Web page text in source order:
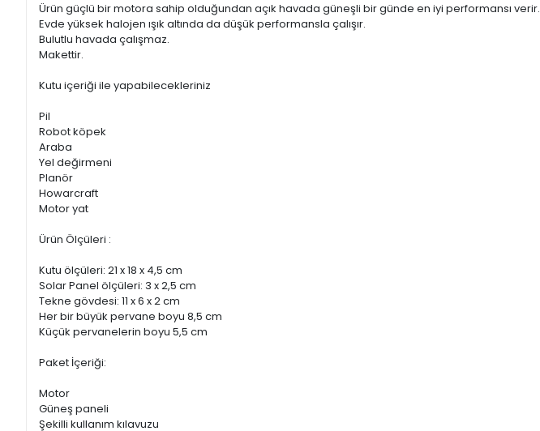
Ürün güçlü bir motora sahip olduğundan açık havada güneşli bir günde en iyi performansı verir.
Evde yüksek halojen ışık altında da düşük performansla çalışır.
Bulutlu havada çalışmaz.
Makettir.
Kutu içeriği ile yapabilecekleriniz
Pil
Robot köpek
Araba
Yel değirmeni
Planör
Howarcraft
Motor yat
Ürün Ölçüleri :
Kutu ölçüleri: 21 x 18 x 4,5 cm
Solar Panel ölçüleri: 3 x 2,5 cm
Tekne gövdesi: 11 x 6 x 2 cm
Her bir büyük pervane boyu 8,5 cm
Küçük pervanelerin boyu 5,5 cm
Paket İçeriği:
Motor
Güneş paneli
Şekilli kullanım kılavuzu